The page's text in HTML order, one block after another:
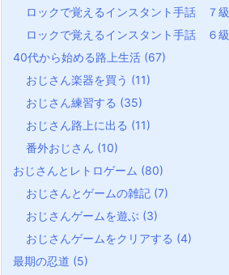
ロックで覚えるインスタント手話 ７級
ロックで覚えるインスタント手話 ６級
40代から始める路上生活 (67)
おじさん楽器を買う (11)
おじさん練習する (35)
おじさん路上に出る (11)
番外おじさん (10)
おじさんとレトロゲーム (80)
おじさんとゲームの雑記 (7)
おじさんゲームを遊ぶ (3)
おじさんゲームをクリアする (4)
最期の忍道 (5)